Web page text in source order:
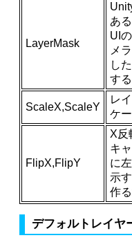
LayerMask
あ
UI
メ
し
する
ScaleX,ScaleY
レ
ケ
FlipX,FlipY
X反
キ
に
示
作
デフォルトレイヤ